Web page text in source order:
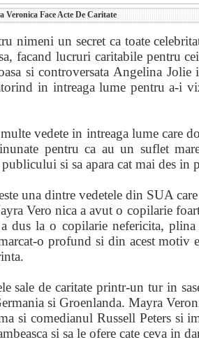
Face Acte De Caritate
nimeni un secret ca toate
facand lucruri caritabile pentru
si controversata Angelina
in intreaga lume pentru a-i
vedete in intreaga lume care
pentru ca au un suflet
si sa apara cat mai des in
una dintre vedetele din SUA
Veronica a avut o copilarie
dus la o copilarie nefericita, plina
o profund si din acest motiv
sale de caritate printr-un tur in
si Groenlanda. Mayra
si comedianul Russell Peters si
si sa le ofere cate ceva in